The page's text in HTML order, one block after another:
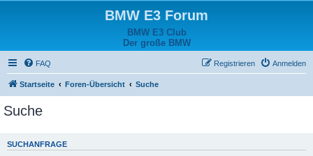
BMW E3 Forum
BMW E3 Club
Der große BMW
FAQ Anmelden
Registrieren
Startseite Foren-Übersicht Suche
Suche
SUCHANFRAGE